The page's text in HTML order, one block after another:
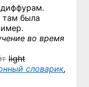
там была
во время
light
словарик,